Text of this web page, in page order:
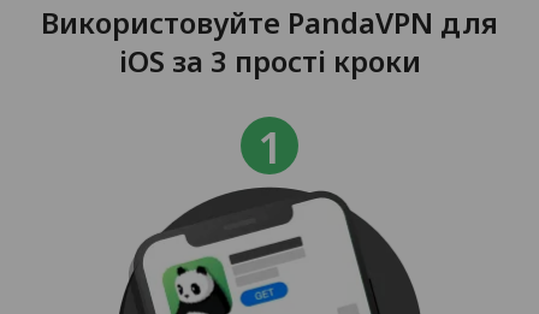
Використовуйте PandaVPN для
iOS за 3 прості кроки